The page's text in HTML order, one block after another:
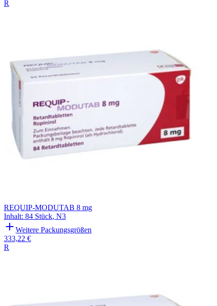
R
REQUIP-MODUTAB 8 mg
Inhalt: 84 Stück, N3
Weitere Packungsgrößen
333,22 €
R